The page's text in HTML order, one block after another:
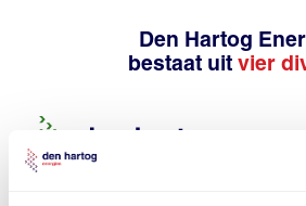
Den Hartog
bestaat uit vier